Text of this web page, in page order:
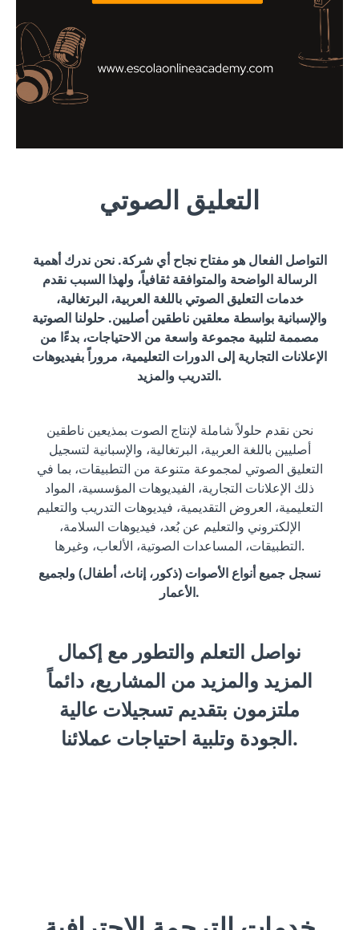
التعليق الصوتي
التواصل الفعال هو مفتاح نجاح أي شركة. نحن ندرك أهمية
الرسالة الواضحة والمتوافقة ثقافياً، ولهذا السبب نقدم
خدمات التعليق الصوتي باللغة العربية، البرتغالية،
والإسبانية بواسطة معلقين ناطقين أصليين. حلولنا الصوتية
مصممة لتلبية مجموعة واسعة من الاحتياجات، بدءًا من
الإعلانات التجارية إلى الدورات التعليمية، مروراً بفيديوهات
التدريب والمزيد.
نحن نقدم حلولاً شاملة لإنتاج الصوت بمذيعين ناطقين
أصليين باللغة العربية، البرتغالية، والإسبانية لتسجيل
التعليق الصوتي لمجموعة متنوعة من التطبيقات، بما في
ذلك الإعلانات التجارية، الفيديوهات المؤسسية، المواد
التعليمية، العروض التقديمية، فيديوهات التدريب والتعليم
الإلكتروني والتعليم عن بُعد، فيديوهات السلامة،
التطبيقات، المساعدات الصوتية، الألعاب، وغيرها.
نسجل جميع أنواع الأصوات (ذكور، إناث، أطفال) ولجميع
الأعمار.
نواصل التعلم والتطور مع إكمال
المزيد والمزيد من المشاريع، دائماً
ملتزمون بتقديم تسجيلات عالية
الجودة وتلبية احتياجات عملائنا.